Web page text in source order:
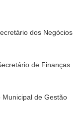
dos Negócios
de Finanças
Municipal de Gestão